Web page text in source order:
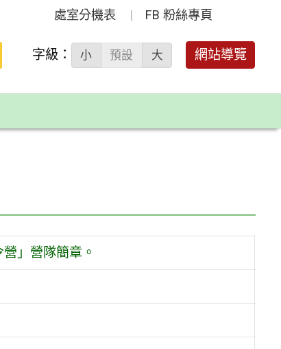
處室分機表 FB 粉絲專頁
字級： 小 預設 大 網站導覽
」營隊簡章。